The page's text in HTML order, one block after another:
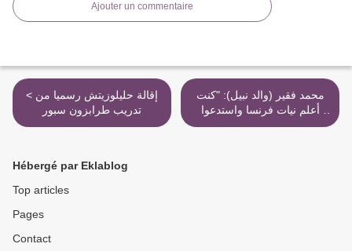
Ajouter un commentaire
< إقالة حليلوزيتش رسميا من
تدريب طرابزون سبور
محمد فقير (والد نبيل): "كنت
أعلم نيات فرنسا واستدعوا
ابني لإبعاده عن الجزائر فقط"
Hébergé par Eklablog
Top articles
Pages
Contact